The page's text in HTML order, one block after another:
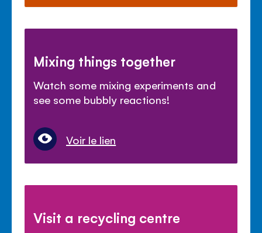
Mixing things together
Watch some mixing experiments and
see some bubbly reactions!
Voir le lien
Visit a recycling centre